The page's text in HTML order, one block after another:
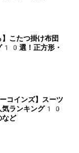
】こたつ掛け布団
10選！正方形・
インズ】スーツ
気ランキング10
など